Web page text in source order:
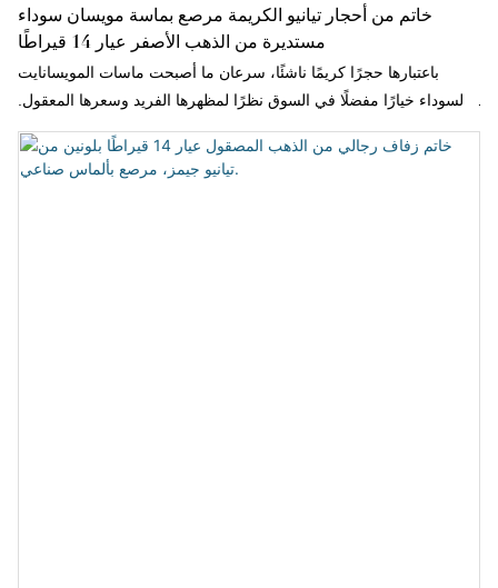
خاتم من أحجار تيانيو الكريمة مرصع بماسة مويسان سوداء
مستديرة من الذهب الأصفر عيار 14 قيراطًا
باعتبارها حجرًا كريمًا ناشئًا، سرعان ما أصبحت ماسات المويسانايت
السوداء خيارًا مفضلًا في السوق نظرًا لمظهرها الفريد وسعرها المعقول.
وبالمقارنة مع الماس التقليدي، لا تتميز ماسات المويسانايت السوداء
بصلابة ولمعان مماثلين فحسب، بل تتميز أيضًا بتنوع ألوانها الغني، مما